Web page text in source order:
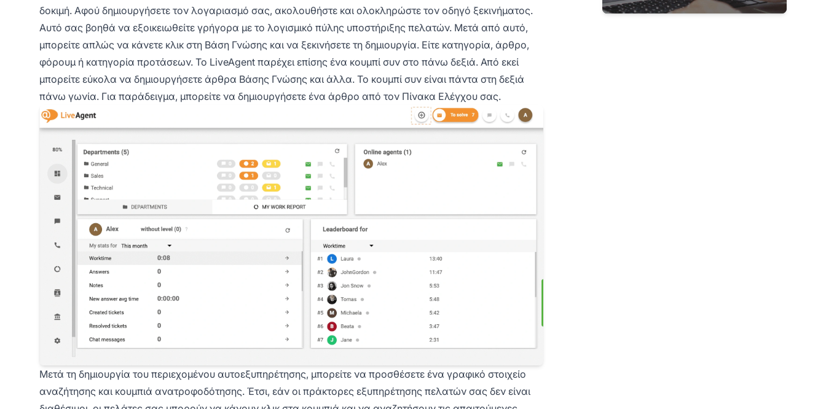
δοκιμή. Αφού δημιουργήσετε τον λογαριασμό σας, ακολουθήστε και ολοκληρώστε τον οδηγό ξεκινήματος.
Αυτό σας βοηθά να εξοικειωθείτε γρήγορα με το λογισμικό πύλης υποστήριξης πελατών. Μετά από αυτό,
μπορείτε απλώς να κάνετε κλικ στη Βάση Γνώσης και να ξεκινήσετε τη δημιουργία. Είτε κατηγορία, άρθρο,
φόρουμ ή κατηγορία προτάσεων. Το LiveAgent παρέχει επίσης ένα κουμπί συν στο πάνω δεξιά. Από εκεί
μπορείτε εύκολα να δημιουργήσετε άρθρα Βάσης Γνώσης και άλλα. Το κουμπί συν είναι πάντα στη δεξιά
πάνω γωνία. Για παράδειγμα, μπορείτε να δημιουργήσετε ένα άρθρο από τον Πίνακα Ελέγχου σας.
Μετά τη δημιουργία του περιεχομένου αυτοεξυπηρέτησης, μπορείτε να προσθέσετε ένα γραφικό στοιχείο
αναζήτησης και κουμπιά ανατροφοδότησης. Έτσι, εάν οι πράκτορες εξυπηρέτησης πελατών σας δεν είναι